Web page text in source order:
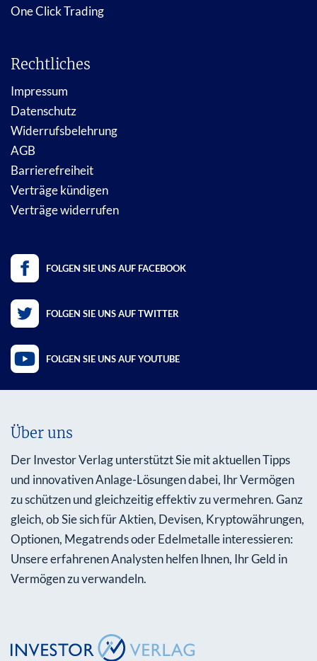
One Click Trading
Rechtliches
Impressum
Datenschutz
Widerrufsbelehrung
AGB
Barrierefreiheit
Verträge kündigen
Verträge widerrufen
FOLGEN SIE UNS AUF FACEBOOK
FOLGEN SIE UNS AUF TWITTER
FOLGEN SIE UNS AUF YOUTUBE
Über uns
Der Investor Verlag unterstützt Sie mit aktuellen Tipps
und innovativen Anlage-Lösungen dabei, Ihr Vermögen
zu schützen und gleichzeitig effektiv zu vermehren. Ganz
gleich, ob Sie sich für Aktien, Devisen, Kryptowährungen,
Optionen, Megatrends oder Edelmetalle interessieren:
Unsere erfahrenen Analysten helfen Ihnen, Ihr Geld in
Vermögen zu verwandeln.